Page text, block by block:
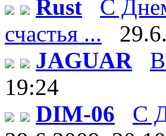
Rust
С
счастья ...
JAGUAR
19:24
DIM-06
С